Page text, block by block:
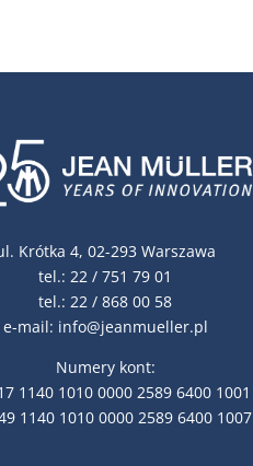
Krótka 4, 02-293 Warszawa
tel.:22 / 751 79 01
tel.:22 / 868 00 58
e-mail: info@jeanmueller.pl
Numery kont:
1140 1010 0000 2589 6400 1001
1140 1010 0000 2589 6400 1007